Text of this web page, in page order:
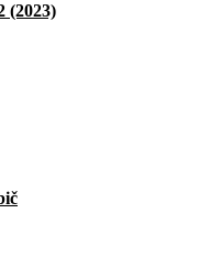
(2023)